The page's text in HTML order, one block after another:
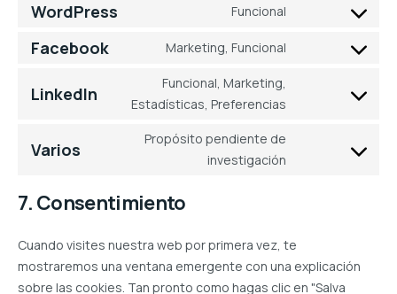
WordPress Funcional
Consentimiento
Facebook Marketing, Funcional
Consentimiento
LinkedIn
Funcional, Marketing,
Estadísticas, Preferencias
Consentimiento
Varios
Propósito pendiente de
investigación
Consentimiento
varios
7. Consentimiento
Cuando visites nuestra web por primera vez, te
mostraremos una ventana emergente con una explicación
sobre las cookies. Tan pronto como hagas clic en "Salva